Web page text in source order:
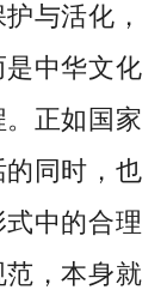
与活化，
中华文化
正如国家
同时，也
中的合理
，本身就